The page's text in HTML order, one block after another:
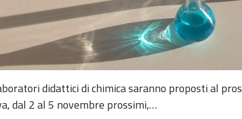
didattici di chimica saranno proposti al
dal 2 al 5 novembre prossimi,…